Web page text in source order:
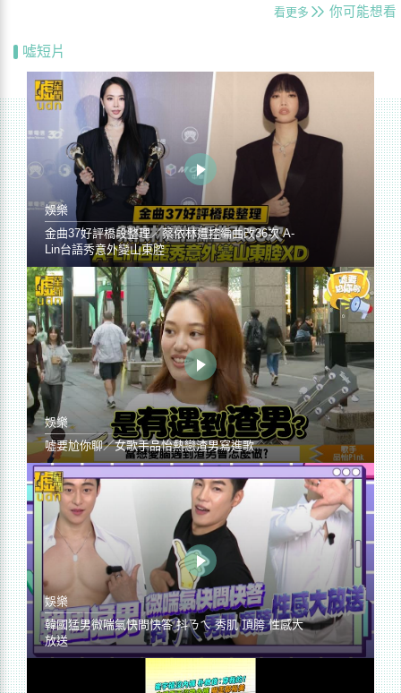
看更多 你可能想看
噓短片
娛樂
金曲37好評橋段整理／蔡依林遭控編曲改36次 A-
Lin台語秀意外變山東腔
娛樂
噓要尬你聊／女歌手品怡熱戀渣男寫進歌
娛樂
韓國猛男微喘氣快問快答 抖ㄋㄟ 秀肌 頂胯 性感大
放送